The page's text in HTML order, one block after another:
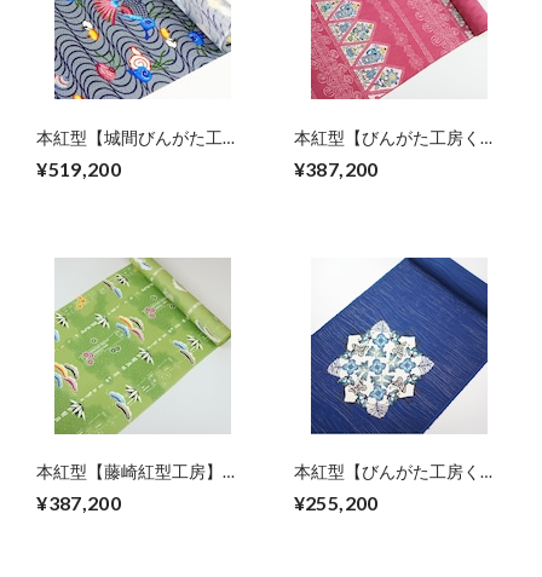
本紅型【城間びんがた工
¥519,200
本紅型【びんがた工房くん
文様
¥387,200
本紅型【藤崎紅型工房】藤
崎 眞作 松竹梅
¥387,200
本紅型【びんがた工房くん
や】宜保 聡作 オオゴチョ
ウとオオゴマダラ
¥255,200